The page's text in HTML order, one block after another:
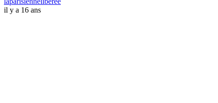
il y a 16 ans